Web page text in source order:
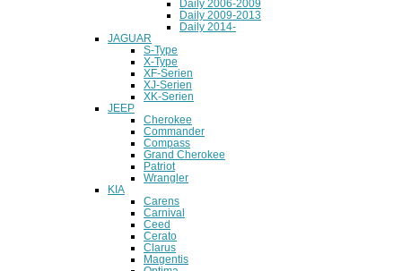
Daily 2006-2009
Daily 2009-2013
Daily 2014-
JAGUAR
S-Type
X-Type
XF-Serien
XJ-Serien
XK-Serien
JEEP
Cherokee
Commander
Compass
Grand Cherokee
Patriot
Wrangler
KIA
Carens
Carnival
Ceed
Cerato
Clarus
Magentis